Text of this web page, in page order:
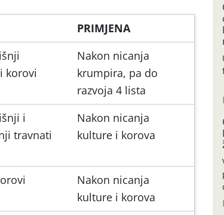
PRIMJENA
korovi
Nakon nicanja
krumpira, pa do
razvoja 4 lista
i
travnati
Nakon nicanja
kulture i korova
Nakon nicanja
kulture i korova